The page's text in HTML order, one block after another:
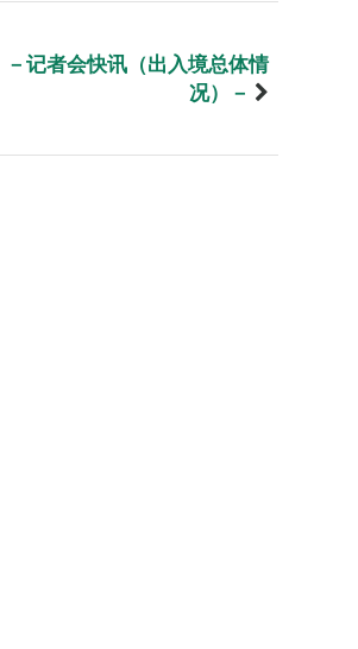
－记者会快讯（出入境总体情
况）－